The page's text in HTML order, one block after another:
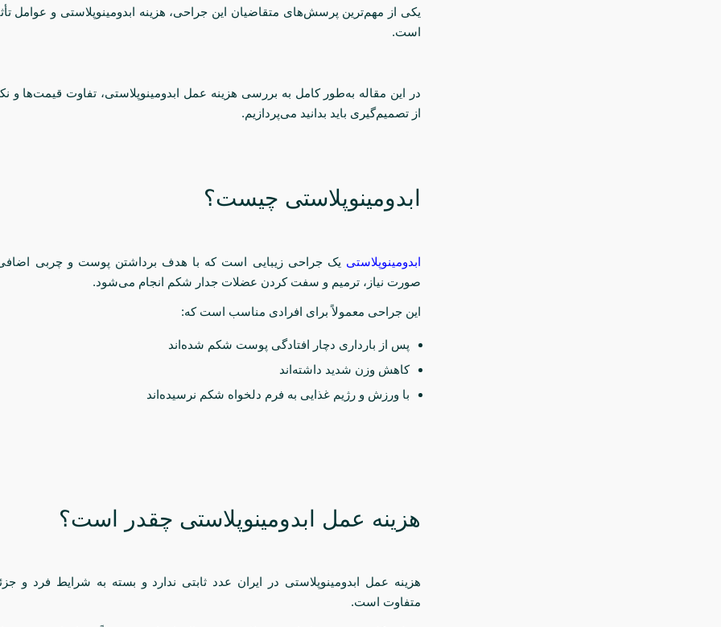
یکی از مهم‌ترین پرسش‌های متقاضیان این جراحی، هزینه ابدومینوپلاستی و عوامل
است.
در این مقاله به‌طور کامل به بررسی هزینه عمل ابدومینوپلاستی، تفاوت قیمت‌ها و
از تصمیم‌گیری باید بدانید می‌پردازیم.
ابدومینوپلاستی چیست؟
ابدومینوپلاستی یک جراحی زیبایی است که با هدف برداشتن پوست و چربی
صورت نیاز، ترمیم و سفت کردن عضلات جدار شکم انجام می‌شود.
این جراحی معمولاً برای افرادی مناسب است که:
پس از بارداری دچار افتادگی پوست شکم شده‌اند
کاهش وزن شدید داشته‌اند
با ورزش و رژیم غذایی به فرم دلخواه شکم نرسیده‌اند
هزینه عمل ابدومینوپلاستی چقدر است؟
هزینه عمل ابدومینوپلاستی در ایران عدد ثابتی ندارد و بسته به شرایط فرد و
متفاوت است.